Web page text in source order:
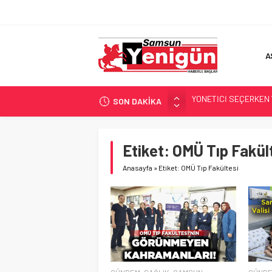
SON DAKİKA
YÖNETİCİ
GERİ SAYIM BAŞLADI
‘BAFRA’YA YATIRIM
İŞTE FINDIK FİYATI!
Etiket: OMÜ Tıp
Anasayfa » Etiket: OMÜ Tıp Fakültesi